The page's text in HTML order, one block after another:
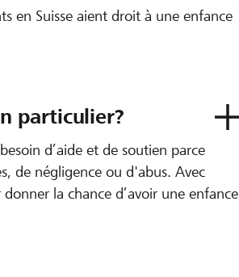
en Suisse aient droit à une enfance
particulier?
d’aide et de soutien parce
de négligence ou d'abus. Avec
la chance d’avoir une enfance